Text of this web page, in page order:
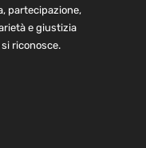
partecipazione,
e giustizia
riconosce.